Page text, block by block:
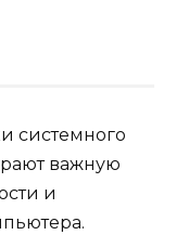
системного
важную
и